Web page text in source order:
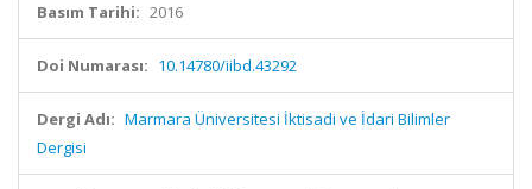
Basım Tarihi: 2016
Doi Numarası: 10.14780/iibd.43292
Dergi Adı: Marmara Üniversitesi İktisadi ve İdari Bilimler
Dergisi